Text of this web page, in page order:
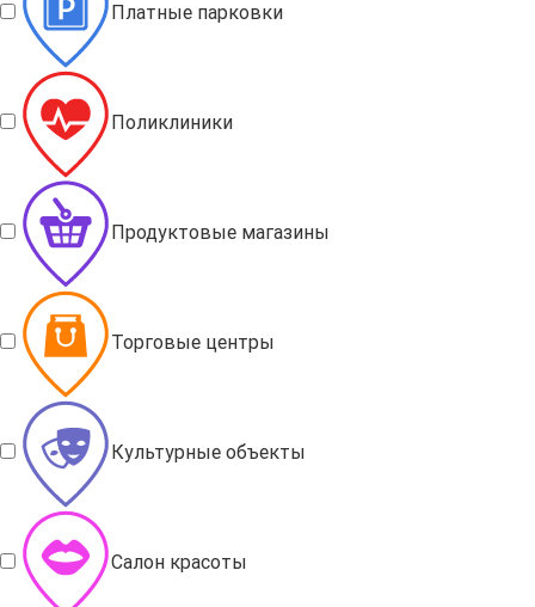
Платные парковки
Поликлиники
Продуктовые магазины
Торговые центры
Культурные объекты
Салон красоты